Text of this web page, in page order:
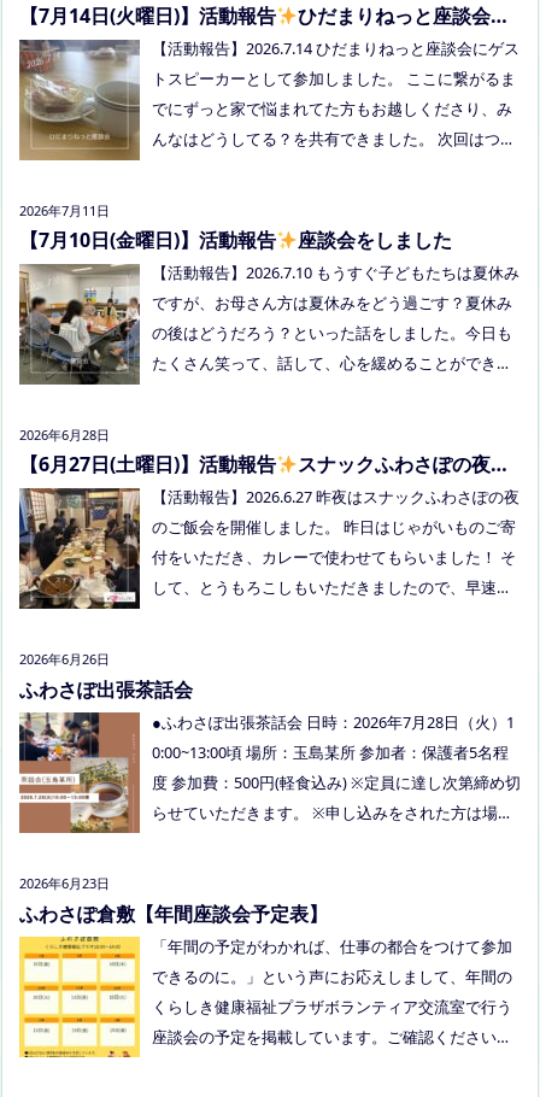
ただきます。 参加費：中学生以上500円、小学生200
円、乳幼児無料 ※お申し込みはこちらから https://f
orms.gle/Vhs62HxfDKduZMeV8 ●ひだまりねっと座
談会(北村がゲストスピーカーで参加します) 場所：
つむぎ高梁（高梁市横町1072-1） 日時：令和8年8月
画！夏祭り！ 日時:2026年8月22日(土)16:00〜20:00
頃 場所：LIVE STATION AIZ(倉敷市玉島阿賀崎2-3-55)
内容：音楽あり、ゲームあり、食べ物ありの多世代
交流夏祭りです。
【7月14日(火曜日)】活動報告
ひだまりねっと座談会に
参加しました
【活動報告】2026.7.14 ひだまりねっと座談会にゲス
トスピーカーとして参加しました。 ここに繋がるま
でにずっと家で悩まれてた方もお越しくださり、み
んなはどうしてる？を共有できました。 次回はつむ
2026年7月11日
【7月10日(金曜日)】活動報告 座談会をしました
【活動報告】2026.7.10 もうすぐ子どもたちは夏休み
ですが、お母さん方は夏休みをどう過ごす？夏休み
の後はどうだろう？といった話をしました。今日も
たくさん笑って、話して、心を緩めることができま
ご予約してくださいね。
2026年6月28日
【6月27日(土曜日)】活動報告
スナックふわさぽの夜の
ご飯会を開催しました【活動報告】2026.6.27 昨夜はスナックふわさぽの夜
のご飯会を開催しました。 昨日はじゃがいものご寄
付をいただき、カレーで使わせてもらいました！ そ
して、とうもろこしもいただきましたので、早速茹
多く、お母さまの困ってる、だけではなく、ご家族
今回、ご参加できなかった方も、フリースクールっ
2026年6月26日
ふわさぽ出張茶話会
●ふわさぽ出張茶話会 日時：2026年7月28日（火）1
0:00~13:00頃 場所：玉島某所 参加者：保護者5名程
度 参加費：500円(軽食込み) ※定員に達し次第締め切
らせていただきます。 ※申し込みをされた方は場所
軽食を食べます。 締め切り：2026年7月24日（金）1
込みください。または、公式LINE、Instagramにメ
ッセージを送ってください。
2026年6月23日
ふわさぽ倉敷【年間座談会予定表】
「年間の予定がわかれば、仕事の都合をつけて参加
できるのに。」という声にお応えしまして、年間の
くらしき健康福祉プラザボランティア交流室で行う
座談会の予定を掲載しています。ご確認ください！